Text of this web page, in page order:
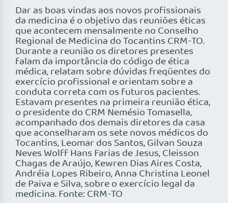
Dar as boas vindas aos novos profissionais
da medicina é o objetivo das reuniões éticas
que acontecem mensalmente no Conselho
Regional de Medicina do Tocantins CRM-TO.
Durante a reunião os diretores presentes
falam da importância do código de ética
médica, relatam sobre dúvidas freqüentes do
exercício profissional e orientam sobre a
conduta correta com os futuros pacientes.
Estavam presentes na primeira reunião ética,
o presidente do CRM Nemésio Tomasella,
acompanhado dos demais diretores da casa
que aconselharam os sete novos médicos do
Tocantins, Leomar dos Santos, Gilvan Souza
Neves Wolff Hans Farias de Jesus, Cleisson
Chagas de Araújo, Kewren Dias Aires Costa,
Andréia Lopes Ribeiro, Anna Christina Leonel
de Paiva e Silva, sobre o exercício legal da
medicina. Fonte: CRM-TO